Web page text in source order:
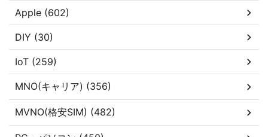
Apple (602)
DIY (30)
IoT (259)
MNO(キャリア) (356)
MVNO(格安SIM) (482)